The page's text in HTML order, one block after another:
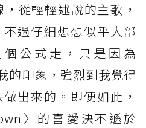
從輕輕述說的主歌，
過仔細想想似乎大部
公式走，只是因為
的印象，強烈到我覺得
出來的。即便如此，
〉的喜愛決不遜於